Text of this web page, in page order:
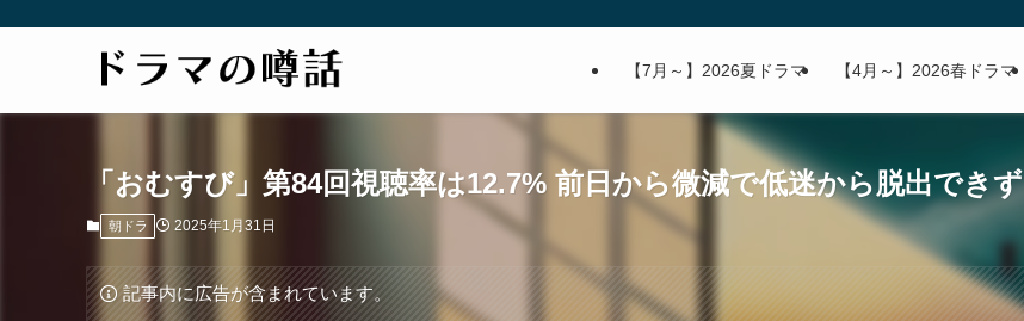
【7月～】2026夏ドラマ 【4月～】2026春ドラマ
「おむすび」第84回視聴率は12.7% 前日から微減で低迷から脱出できず
朝ドラ 2025年1月31日
記事内に広告が含まれています。